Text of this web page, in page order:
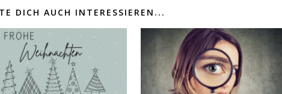
DICH AUCH INTERESSIEREN...